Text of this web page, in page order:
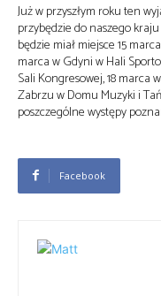
Już w przyszłym roku ten
przybędzie do naszego
będzie miał miejsce 15
marca w Gdyni w Hali
Sali Kongresowej, 18 marca
Zabrzu w Domu Muzyki i
poszczególne występy
Facebook